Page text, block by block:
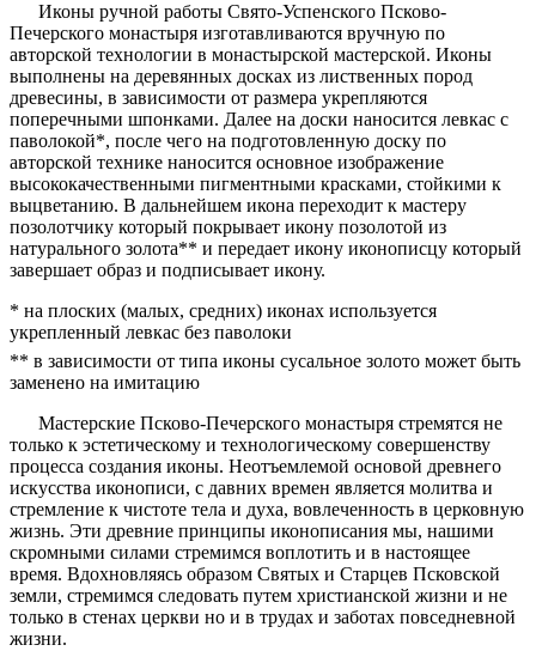
Иконы ручной работы Свято-Успенского Псково-
Печерского монастыря изготавливаются вручную по
авторской технологии в монастырской мастерской. Иконы
выполнены на деревянных досках из лиственных пород
древесины, в зависимости от размера укрепляются
поперечными шпонками. Далее на доски наносится левкас с
паволокой*, после чего на подготовленную доску по
авторской технике наносится основное изображение
высококачественными пигментными красками, стойкими к
выцветанию. В дальнейшем икона переходит к мастеру
позолотчику который покрывает икону позолотой из
натурального золота** и передает икону иконописцу который
завершает образ и подписывает икону.
* на плоских (малых, средних) иконах используется
укрепленный левкас без паволоки
** в зависимости от типа иконы сусальное золото может быть
заменено на имитацию
Мастерские Псково-Печерского монастыря стремятся не
только к эстетическому и технологическому совершенству
процесса создания иконы. Неотъемлемой основой древнего
искусства иконописи, с давних времен является молитва и
стремление к чистоте тела и духа, вовлеченность в церковную
жизнь. Эти древние принципы иконописания мы, нашими
скромными силами стремимся воплотить и в настоящее
время. Вдохновляясь образом Святых и Старцев Псковской
земли, стремимся следовать путем христианской жизни и не
только в стенах церкви но и в трудах и заботах повседневной
жизни.